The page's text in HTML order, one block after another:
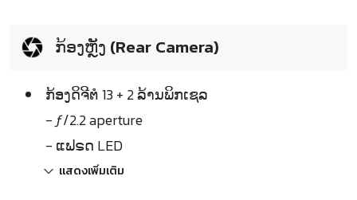
ກ້ອງຫຼັງ (Rear Camera)
ກ້ອງດິຈີຕໍ 13 + 2 ລ້ານພິກເຊລ
- ƒ/2.2 aperture
- ແຟຣດ LED
แสดงเพิ่มเติม